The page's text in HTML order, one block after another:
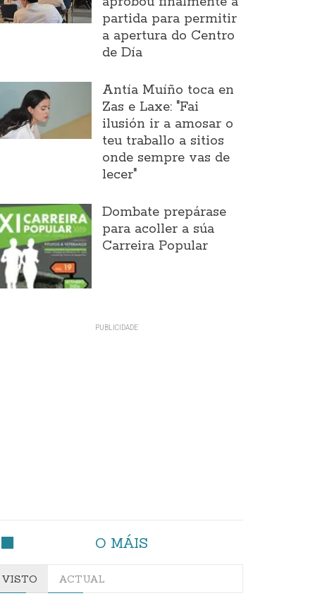
partida para permitir
a apertura do Centro
de Día
Antía Muíño toca en
Zas e Laxe: "Fai
ilusión ir a amosar o
teu traballo a sitios
onde sempre vas de
lecer"
Dombate prepárase
para acoller a súa
Carreira Popular
O MÁIS
VISTO ACTUAL